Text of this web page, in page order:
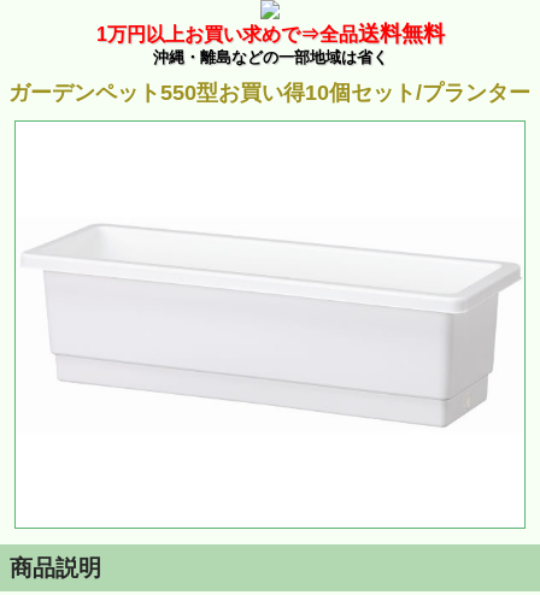
1万円以上お買い求めで⇒全品送料無料
沖縄・離島などの一部地域は省く
ガーデンペット550型お買い得10個セット/プランター
商品説明